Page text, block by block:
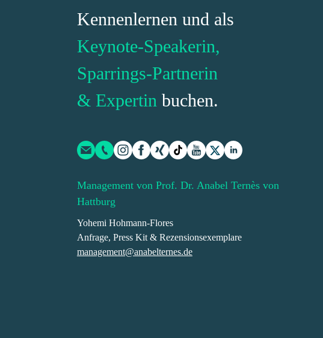
Kennenlernen und als
Keynote-Speakerin,
Sparrings-Partnerin
& Expertin buchen.
Management von Prof. Dr. Anabel Ternès von
Hattburg
Yohemi Hohmann-Flores
Anfrage, Press Kit & Rezensionsexemplare
management@anabelternes.de